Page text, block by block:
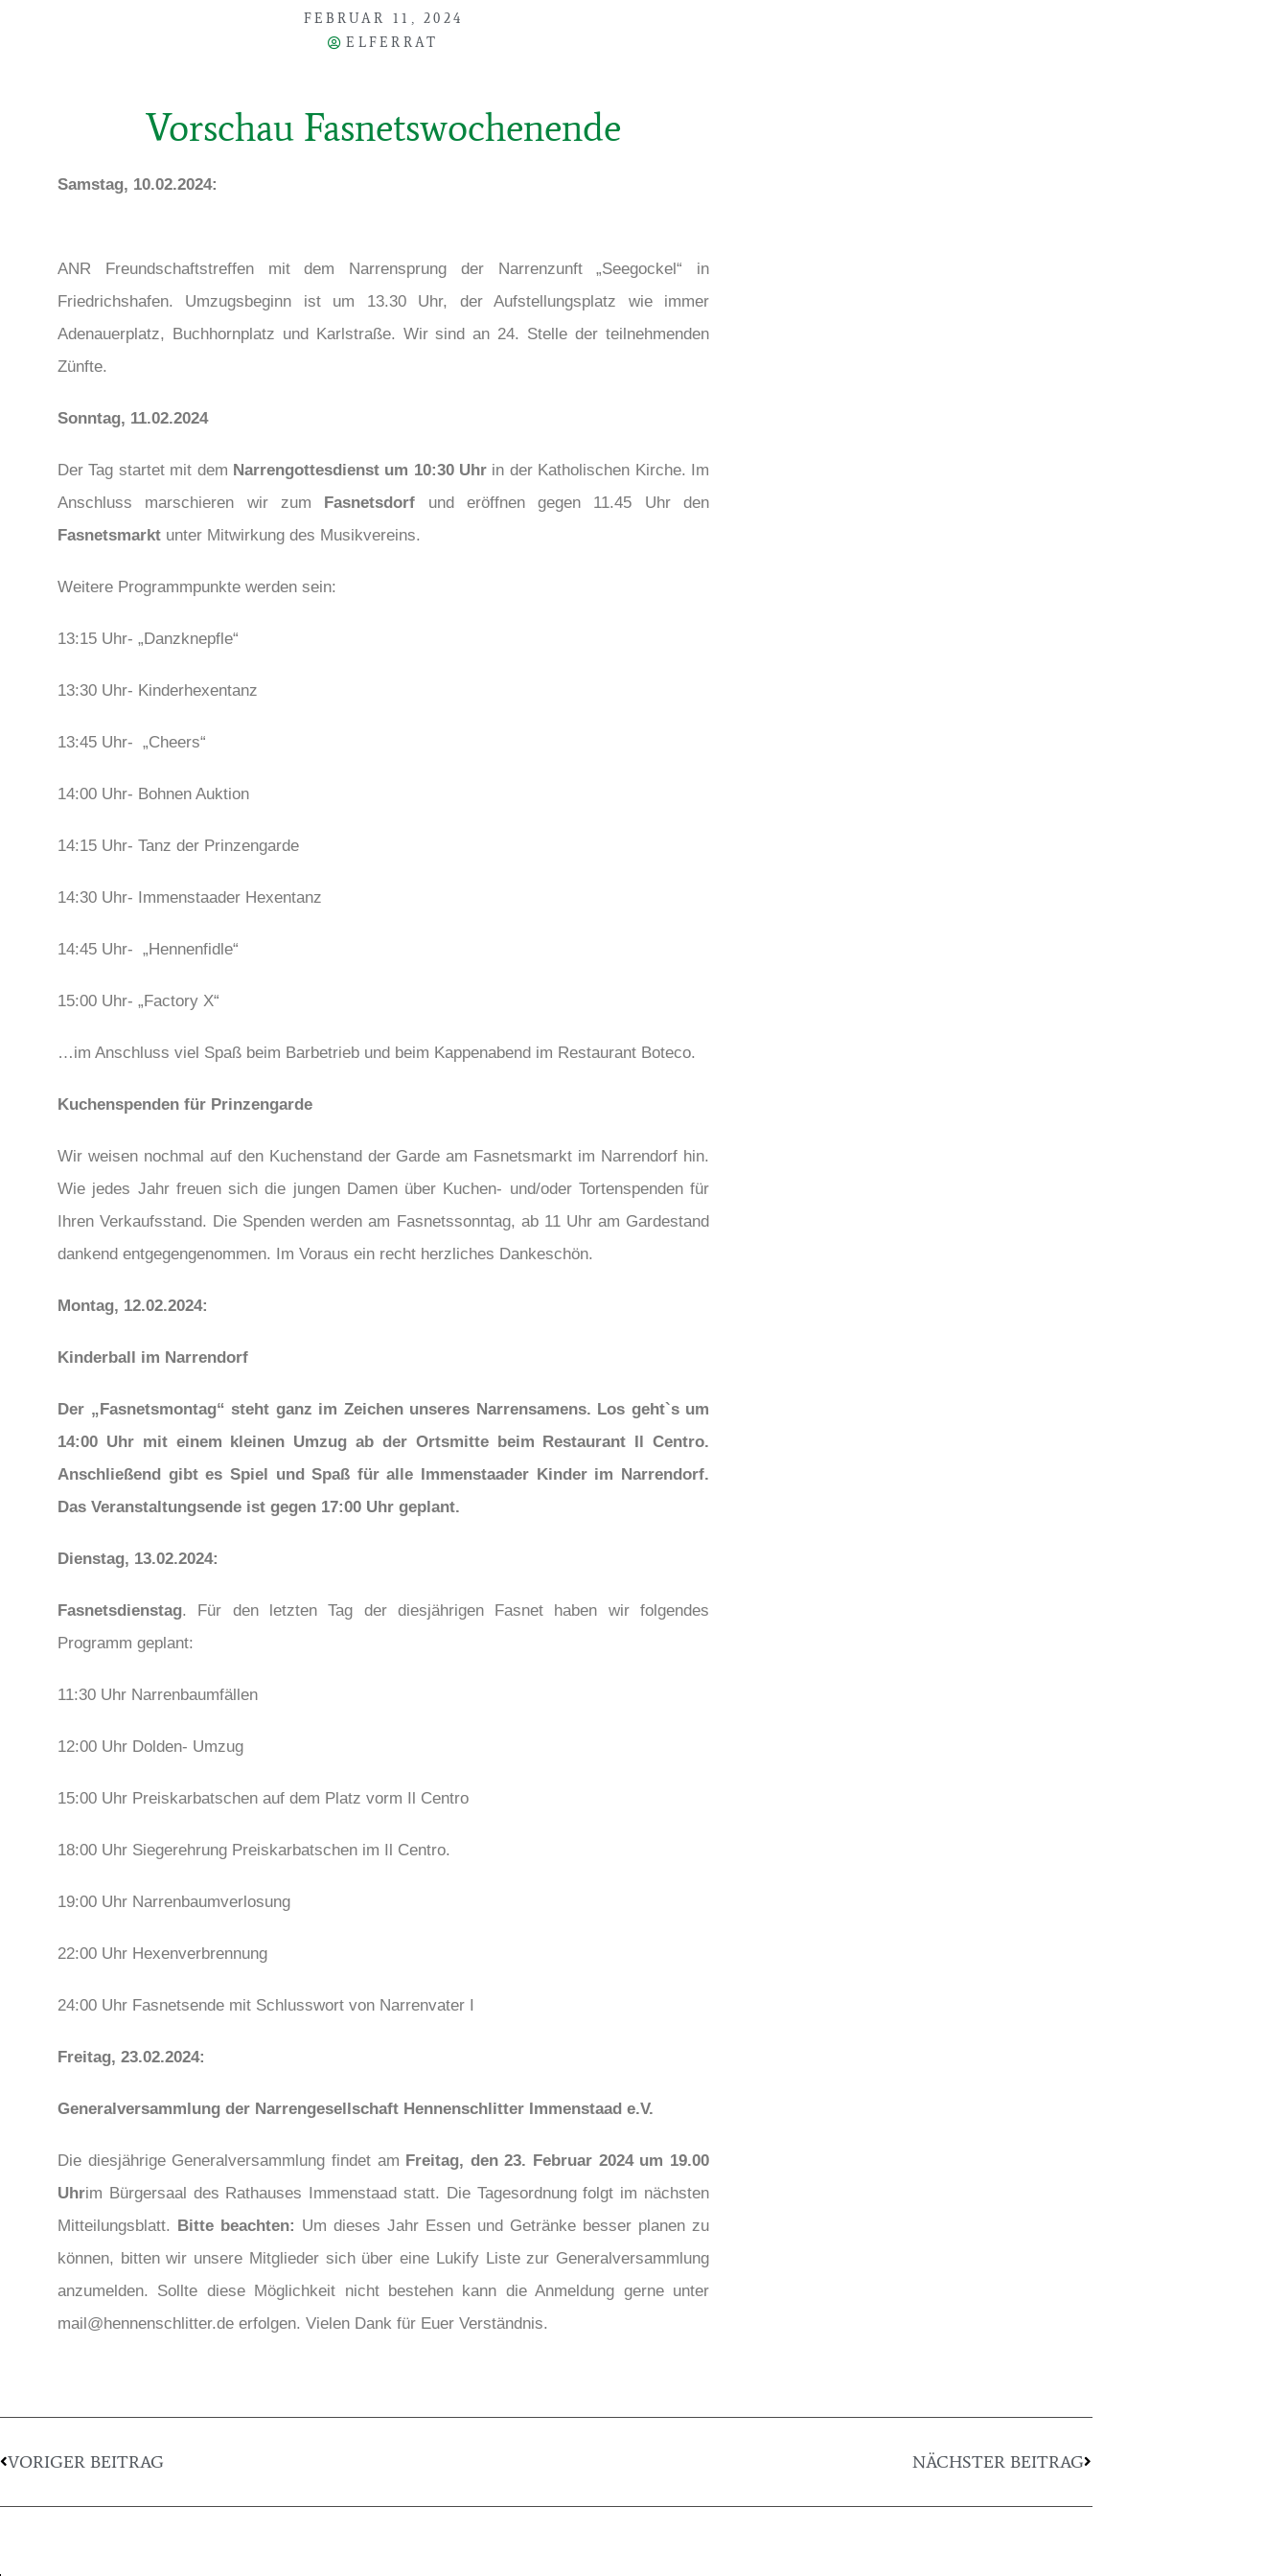
FEBRUAR 11, 2024
ELFERRAT
Vorschau Fasnetswochenende
Samstag, 10.02.2024:
ANR Freundschaftstreffen mit dem Narrensprung der Narrenzunft „Seegockel“ in
Friedrichshafen. Umzugsbeginn ist um 13.30 Uhr, der Aufstellungsplatz wie immer
Adenauerplatz, Buchhornplatz und Karlstraße. Wir sind an 24. Stelle der teilnehmenden
Zünfte.
Sonntag, 11.02.2024
Der Tag startet mit dem Narrengottesdienst um 10:30 Uhr in der Katholischen Kirche. Im
Anschluss marschieren wir zum Fasnetsdorf und eröffnen gegen 11.45 Uhr den
Fasnetsmarkt unter Mitwirkung des Musikvereins.
Weitere Programmpunkte werden sein:
13:15 Uhr- „Danzknepfle“
13:30 Uhr- Kinderhexentanz
13:45 Uhr- „Cheers“
14:00 Uhr- Bohnen Auktion
14:15 Uhr- Tanz der Prinzengarde
14:30 Uhr- Immenstaader Hexentanz
14:45 Uhr- „Hennenfidle“
15:00 Uhr- „Factory X“
…im Anschluss viel Spaß beim Barbetrieb und beim Kappenabend im Restaurant Boteco.
Kuchenspenden für Prinzengarde
Wir weisen nochmal auf den Kuchenstand der Garde am Fasnetsmarkt im Narrendorf hin.
Wie jedes Jahr freuen sich die jungen Damen über Kuchen- und/oder Tortenspenden für
Ihren Verkaufsstand. Die Spenden werden am Fasnetssonntag, ab 11 Uhr am Gardestand
dankend entgegengenommen. Im Voraus ein recht herzliches Dankeschön.
Montag, 12.02.2024:
Kinderball im Narrendorf
Der „Fasnetsmontag“ steht ganz im Zeichen unseres Narrensamens. Los geht`s um
14:00 Uhr mit einem kleinen Umzug ab der Ortsmitte beim Restaurant Il Centro.
Anschließend gibt es Spiel und Spaß für alle Immenstaader Kinder im Narrendorf.
Das Veranstaltungsende ist gegen 17:00 Uhr geplant.
Dienstag, 13.02.2024:
Fasnetsdienstag. Für den letzten Tag der diesjährigen Fasnet haben wir folgendes
Programm geplant:
11:30 Uhr Narrenbaumfällen
12:00 Uhr Dolden- Umzug
15:00 Uhr Preiskarbatschen auf dem Platz vorm Il Centro
18:00 Uhr Siegerehrung Preiskarbatschen im Il Centro.
19:00 Uhr Narrenbaumverlosung
22:00 Uhr Hexenverbrennung
24:00 Uhr Fasnetsende mit Schlusswort von Narrenvater I
Freitag, 23.02.2024:
Generalversammlung der Narrengesellschaft Hennenschlitter Immenstaad e.V.
Die diesjährige Generalversammlung findet am Freitag, den 23. Februar 2024 um 19.00
Uhrim Bürgersaal des Rathauses Immenstaad statt. Die Tagesordnung folgt im nächsten
Mitteilungsblatt. Bitte beachten: Um dieses Jahr Essen und Getränke besser planen zu
können, bitten wir unsere Mitglieder sich über eine Lukify Liste zur Generalversammlung
anzumelden. Sollte diese Möglichkeit nicht bestehen kann die Anmeldung gerne unter
mail@hennenschlitter.de erfolgen. Vielen Dank für Euer Verständnis.
VORIGER BEITRAG NÄCHSTER BEITRAG